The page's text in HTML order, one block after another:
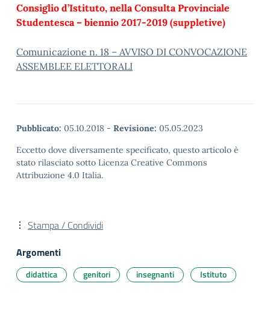
Consiglio d’Istituto, nella Consulta Provinciale
Studentesca – biennio 2017-2019 (suppletive)
Comunicazione n. 18 – AVVISO DI CONVOCAZIONE
ASSEMBLEE ELETTORALI
Pubblicato: 05.10.2018 - Revisione: 05.05.2023
Eccetto dove diversamente specificato, questo articolo è
stato rilasciato sotto Licenza Creative Commons
Attribuzione 4.0 Italia.
Stampa / Condividi
Argomenti
didattica genitori insegnanti Istituto